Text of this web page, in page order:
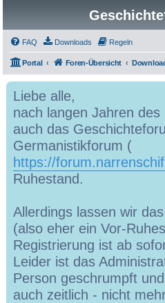
FAQ Downloads Regeln
Portal Foren-Übersicht
Liebe alle,
nach langen Jahren
auch das
Germanistikforum (
https://
Ruhestand.
Allerdings lassen wir
(also eher ein Vor-
Registrierung ist ab
Leider ist das
Person geschrumpft
auch zeitlich - nicht